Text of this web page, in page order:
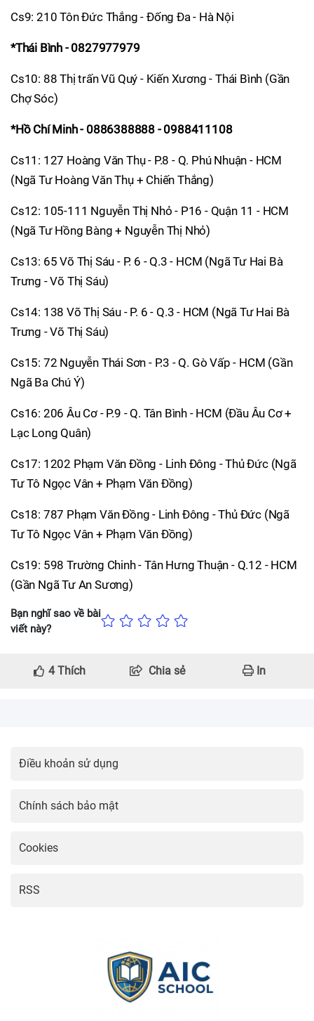
Cs9: 210 Tôn Đức Thắng - Đống Đa - Hà Nội
*Thái Bình - 0827977979
Cs10: 88 Thị trấn Vũ Quý - Kiến Xương - Thái Bình (Gần
Chợ Sóc)
*Hồ Chí Minh - 0886388888 - 0988411108
Cs11: 127 Hoàng Văn Thụ - P.8 - Q. Phú Nhuận - HCM
(Ngã Tư Hoàng Văn Thụ + Chiến Thắng)
Cs12: 105-111 Nguyễn Thị Nhỏ - P16 - Quận 11 - HCM
(Ngã Tư Hồng Bàng + Nguyễn Thị Nhỏ)
Cs13: 65 Võ Thị Sáu - P. 6 - Q.3 - HCM (Ngã Tư Hai Bà
Trưng - Võ Thị Sáu)
Cs14: 138 Võ Thị Sáu - P. 6 - Q.3 - HCM (Ngã Tư Hai Bà
Trưng - Võ Thị Sáu)
Cs15: 72 Nguyễn Thái Sơn - P.3 - Q. Gò Vấp - HCM (Gần
Ngã Ba Chú Ý)
Cs16: 206 Âu Cơ - P.9 - Q. Tân Bình - HCM (Đầu Âu Cơ +
Lạc Long Quân)
Cs17: 1202 Phạm Văn Đồng - Linh Đông - Thủ Đức (Ngã
Tư Tô Ngọc Vân + Phạm Văn Đồng)
Cs18: 787 Phạm Văn Đồng - Linh Đông - Thủ Đức (Ngã
Tư Tô Ngọc Vân + Phạm Văn Đồng)
Cs19: 598 Trường Chinh - Tân Hưng Thuận - Q.12 - HCM
(Gần Ngã Tư An Sương)
Bạn nghĩ sao về bài
viết này?
4Thích Chia sẻ In
Điều khoản sử dụng
Chính sách bảo mật
Cookies
RSS